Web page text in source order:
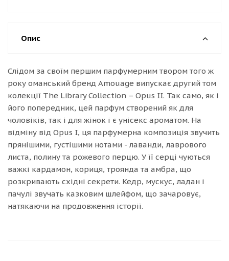
Опис
Слідом за своїм першим парфумерним твором того ж
року оманський бренд Amouage випускає другий том
колекції The Library Collection – Opus II. Так само, як і
його попередник, цей парфум створений як для
чоловіків, так і для жінок і є унісекс ароматом. На
відміну від Opus I, ця парфумерна композиція звучить
прянішими, густішими нотами - лаванди, лаврового
листа, полину та рожевого перцю. У її серці чуються
важкі кардамон, кориця, троянда та амбра, що
розкривають східні секрети. Кедр, мускус, ладан і
пачулі звучать казковим шлейфом, що зачаровує,
натякаючи на продовження історії.